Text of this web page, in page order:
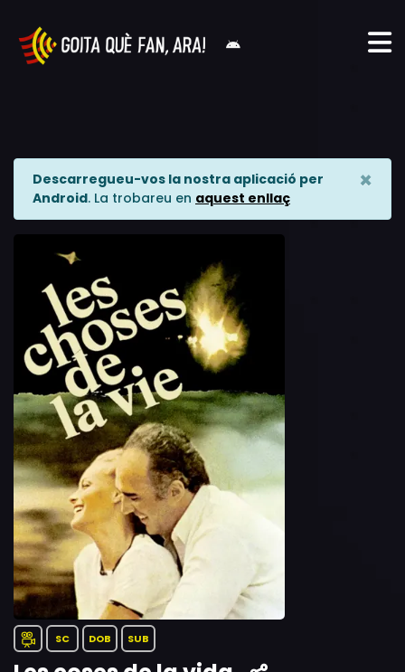
Descarregueu-vos la nostra aplicació per
Android. La trobareu en aquest enllaç
×
SC DOB SUB